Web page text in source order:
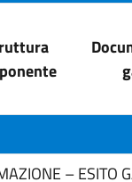
– ESITO